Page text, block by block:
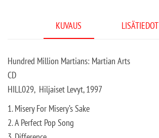
KUVAUS LISÄTIEDOT
Hundred Million Martians: Martian Arts
CD
HILL029, Hiljaiset Levyt, 1997
1. Misery For Misery’s Sake
2. A Perfect Pop Song